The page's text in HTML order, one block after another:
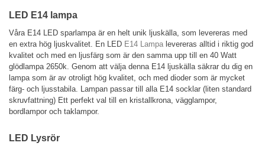
LED E14 lampa
Våra E14 LED sparlampa är en helt unik ljuskälla, som levereras med
en extra hög ljuskvalitet. En LED E14 Lampa levereras alltid i riktig god
kvalitet och med en ljusfärg som är den samma upp till en 40 Watt
glödlampa 2650k. Genom att välja denna E14 ljuskälla säkrar du dig en
lampa som är av otroligt hög kvalitet, och med dioder som är mycket
färg- och ljusstabila. Lampan passar till alla E14 socklar (liten standard
skruvfattning) Ett perfekt val till en kristallkrona, vägglampor,
bordlampor och taklampor.
LED Lysrör